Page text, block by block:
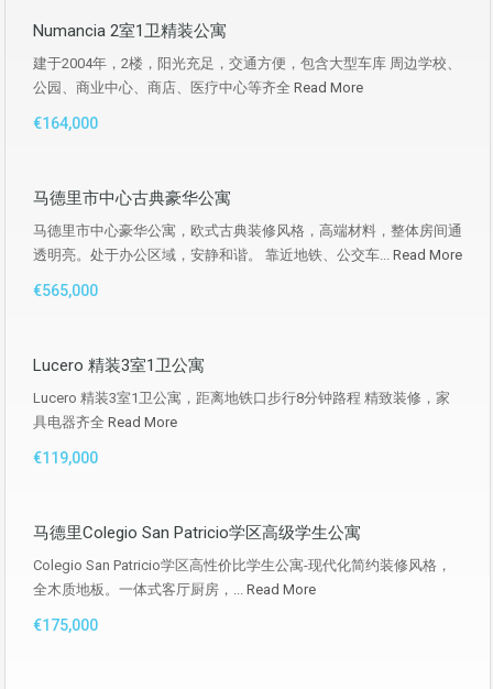
Numancia 2室1卫精装公寓
建于2004年，2楼，阳光充足，交通方便，包含大型车库 周边学校、
公园、商业中心、商店、医疗中心等齐全 Read More
€164,000
马德里市中心古典豪华公寓
马德里市中心豪华公寓，欧式古典装修风格，高端材料，整体房间通
透明亮。处于办公区域，安静和谐。 靠近地铁、公交车... Read More
€565,000
Lucero 精装3室1卫公寓
Lucero 精装3室1卫公寓，距离地铁口步行8分钟路程 精致装修，家
具电器齐全 Read More
€119,000
马德里Colegio San Patricio学区高级学生公寓
Colegio San Patricio学区高性价比学生公寓-现代化简约装修风格，
全木质地板。一体式客厅厨房，... Read More
€175,000